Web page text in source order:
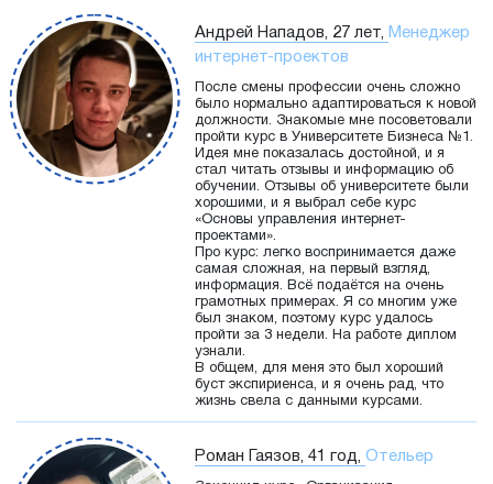
Андрей Нападов, 27 лет, Менеджер
интернет-проектов
После смены профессии очень сложно
было нормально адаптироваться к новой
должности. Знакомые мне посоветовали
пройти курс в Университете Бизнеса №1.
Идея мне показалась достойной, и я
стал читать отзывы и информацию об
обучении. Отзывы об университете были
хорошими, и я выбрал себе курс
«Основы управления интернет-
проектами».
Про курс: легко воспринимается даже
самая сложная, на первый взгляд,
информация. Всё подаётся на очень
грамотных примерах. Я со многим уже
был знаком, поэтому курс удалось
пройти за 3 недели. На работе диплом
узнали.
В общем, для меня это был хороший
буст экспириенса, и я очень рад, что
жизнь свела с данными курсами.
Роман Гаязов, 41 год, Отельер